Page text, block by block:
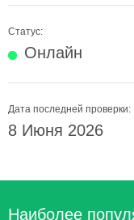
Статус:
Онлайн
Дата последней проверки:
8 Июня 2026
Наиболее